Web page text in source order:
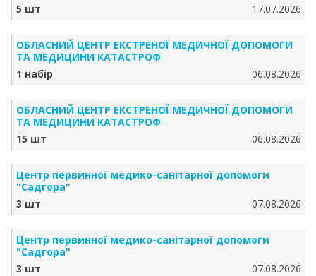
5 шт
17.07.2026
ОБЛАСНИЙ ЦЕНТР ЕКСТРЕНОЇ МЕДИЧНОЇ ДОПОМОГИ
ТА МЕДИЦИНИ КАТАСТРОФ
1 набір
06.08.2026
ОБЛАСНИЙ ЦЕНТР ЕКСТРЕНОЇ МЕДИЧНОЇ ДОПОМОГИ
ТА МЕДИЦИНИ КАТАСТРОФ
15 шт
06.08.2026
Центр первинної медико-санітарної допомоги
"Садгора"
3 шт
07.08.2026
Центр первинної медико-санітарної допомоги
"Садгора"
3 шт
07.08.2026